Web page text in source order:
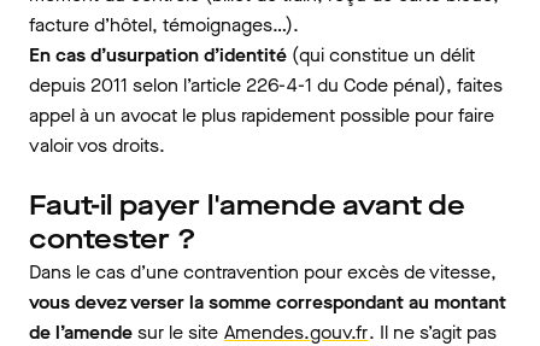
facture d’hôtel, témoignages…).
En cas d’usurpation d’identité (qui constitue un délit
depuis 2011 selon l’article 226-4-1 du Code pénal), faites
appel à un avocat le plus rapidement possible pour faire
valoir vos droits.
Faut-il payer l'amende avant de
contester ?
Dans le cas d’une contravention pour excès de vitesse,
vous devez verser la somme correspondant au montant
de l’amendesur le site Amendes.gouv.fr. Il ne s’agit pas